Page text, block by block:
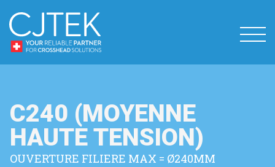
C240 (MOYENNE
HAUTE TENSION)
OUVERTURE FILIERE MAX = Ø240MM